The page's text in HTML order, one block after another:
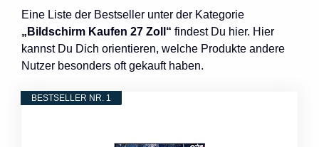
Eine Liste der Bestseller unter der Kategorie
„Bildschirm Kaufen 27 Zoll“ findest Du hier. Hier
kannst Du Dich orientieren, welche Produkte andere
Nutzer besonders oft gekauft haben.
BESTSELLER NR. 1